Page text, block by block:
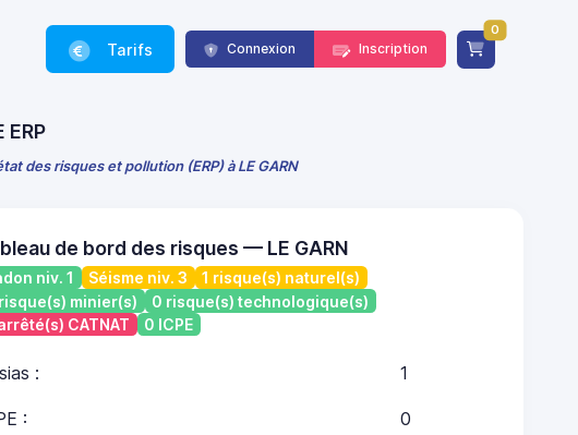
Tarifs Connexion Inscription
0
ERP
des risques et pollution (ERP) à LE GARN
de bord des risques — LE GARN
niv. 1 Séisme niv. 3
1 risque(s) naturel(s)
minier(s)
0 risque(s) technologique(s)
CATNAT
0 ICPE
: 1
: 0